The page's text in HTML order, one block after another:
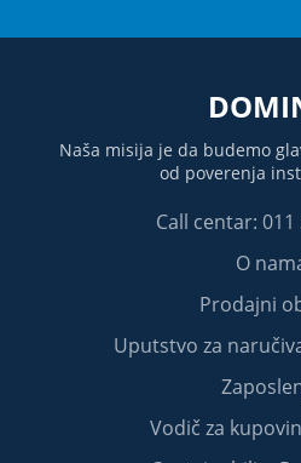
Naša misija je da budemo
od poverenja
Call centar: 011
O
Prodajni
Uputstvo za
Vodič za